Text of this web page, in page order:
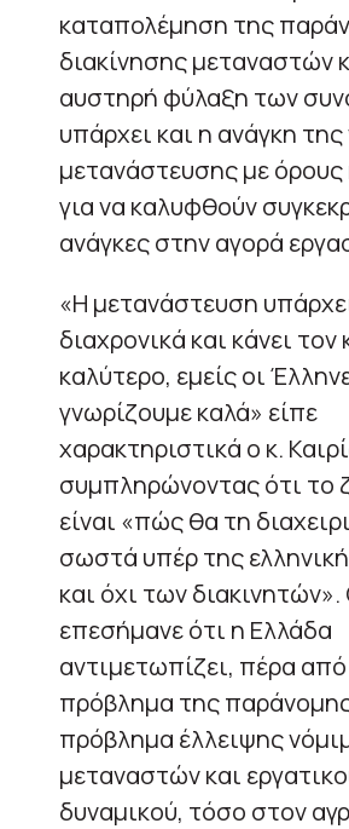
καταπολέμηση της
διακίνησης μεταναστών
αυστηρή φύλαξη των
υπάρχει και η ανάγκη
μετανάστευσης με όρους
για να καλυφθούν
ανάγκες στην αγορά
«Η μετανάστευση
διαχρονικά και κάνει
καλύτερο, εμείς οι
γνωρίζουμε καλά» είπε
χαρακτηριστικά ο κ.
συμπληρώνοντας ότι το
είναι «πώς θα τη
σωστά υπέρ της
και όχι των
επεσήμανε ότι η Ελλάδα
αντιμετωπίζει, πέρα
πρόβλημα της
πρόβλημα έλλειψης
μεταναστών και
δυναμικού, τόσο στον